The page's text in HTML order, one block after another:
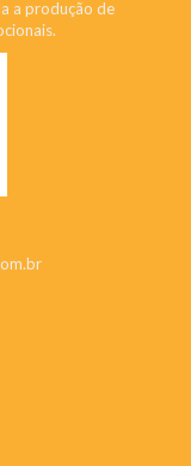
a produção de